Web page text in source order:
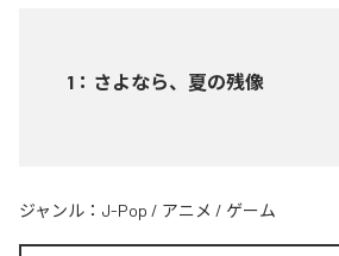
1 ： さよなら、夏の残像
ジャンル： J-Pop / アニメ / ゲーム